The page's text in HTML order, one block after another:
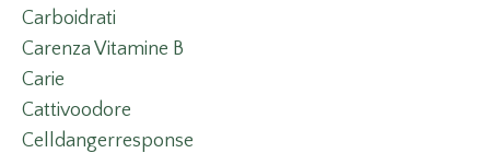
Carboidrati
Carenza Vitamine B
Carie
Cattivoodore
Celldangerresponse